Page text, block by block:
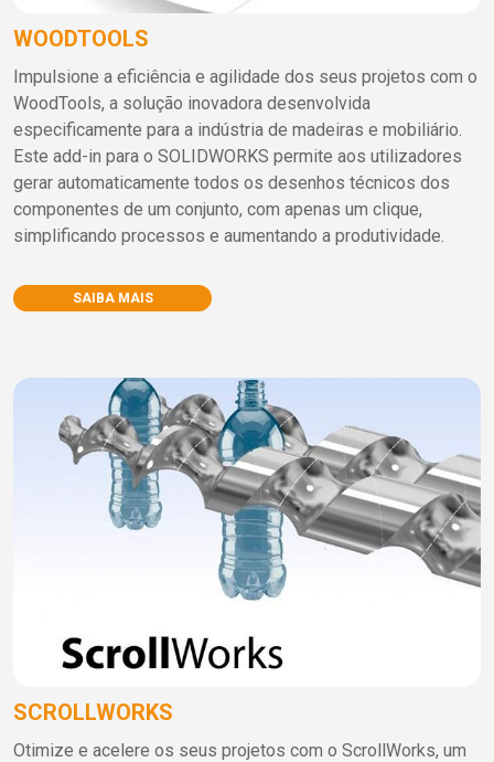
WOODTOOLS
Impulsione a eficiência e agilidade dos seus projetos com o
WoodTools, a solução inovadora desenvolvida
especificamente para a indústria de madeiras e mobiliário.
Este add-in para o SOLIDWORKS permite aos utilizadores
gerar automaticamente todos os desenhos técnicos dos
componentes de um conjunto, com apenas um clique,
simplificando processos e aumentando a produtividade.
SAIBA MAIS
SCROLLWORKS
Otimize e acelere os seus projetos com o ScrollWorks, um